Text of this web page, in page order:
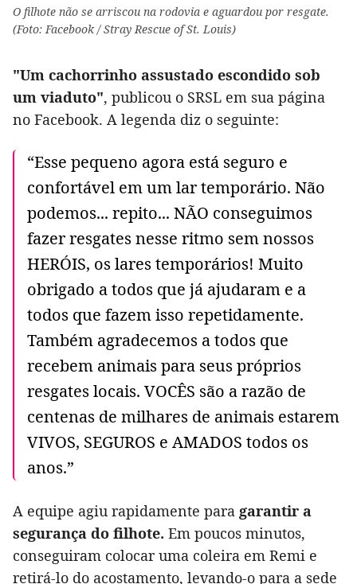
O filhote não se arriscou na rodovia e aguardou por resgate.
(Foto: Facebook / Stray Rescue of St. Louis)
"Um cachorrinho assustado escondido sob
um viaduto", publicou o SRSL em sua página
no Facebook. A legenda diz o seguinte:
“Esse pequeno agora está seguro e
confortável em um lar temporário. Não
podemos... repito... NÃO conseguimos
fazer resgates nesse ritmo sem nossos
HERÓIS, os lares temporários! Muito
obrigado a todos que já ajudaram e a
todos que fazem isso repetidamente.
Também agradecemos a todos que
recebem animais para seus próprios
resgates locais. VOCÊS são a razão de
centenas de milhares de animais estarem
VIVOS, SEGUROS e AMADOS todos os
anos.”
A equipe agiu rapidamente para garantir a
segurança do filhote. Em poucos minutos,
conseguiram colocar uma coleira em Remi e
retirá-lo do acostamento, levando-o para a sede